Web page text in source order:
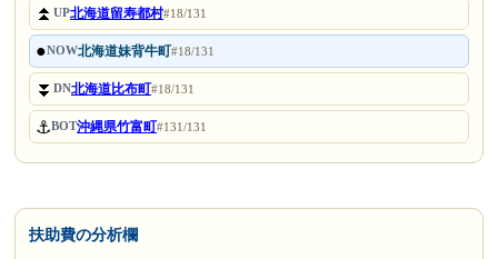
⏫UP北海道留寿都村#18/131
●NOW北海道妹背牛町#18/131
⏬DN北海道比布町#18/131
⚓BOT沖縄県竹富町#131/131
扶助費の分析欄